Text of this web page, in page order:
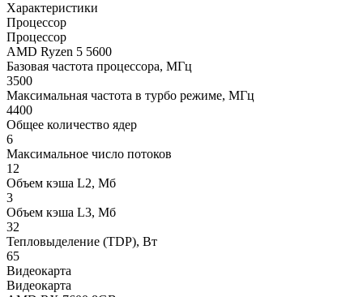
Характеристики
Процессор
Процессор
AMD Ryzen 5 5600
Базовая частота процессора, МГц
3500
Максимальная частота в турбо режиме, МГц
4400
Общее количество ядер
6
Максимальное число потоков
12
Объем кэша L2, Мб
3
Объем кэша L3, Мб
32
Тепловыделение (TDP), Вт
65
Видеокарта
Видеокарта